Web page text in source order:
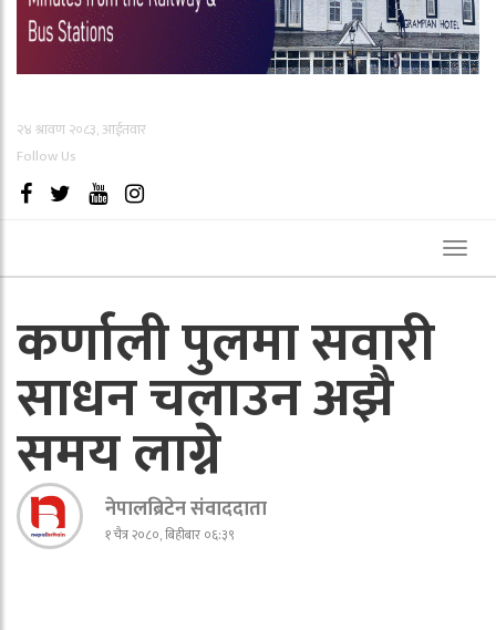
२४ श्रावण २०८३, आईतवार
Follow Us
कर्णाली पुलमा सवारी
साधन चलाउन अझै
समय लाग्ने
नेपालब्रिटेन संवाददाता
१ चैत्र २०८०, बिहीबार ०६:३९